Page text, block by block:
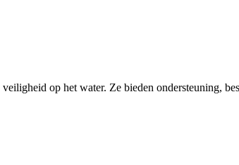
op het water. Ze bieden ondersteuning,